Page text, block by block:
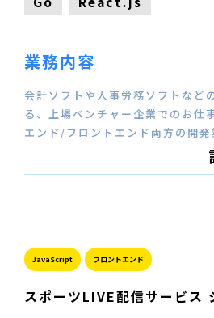
業務内容
会計ソフトや人事労務ソフトなど
る、上場ベンチャー企業でのお仕
エンド/フロントエンド両方の開
JavaScript フロントエンド
スポーツLIVE配信サービス